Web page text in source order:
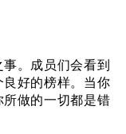
。成员们会看到
好的榜样。当你
所做的一切都是错